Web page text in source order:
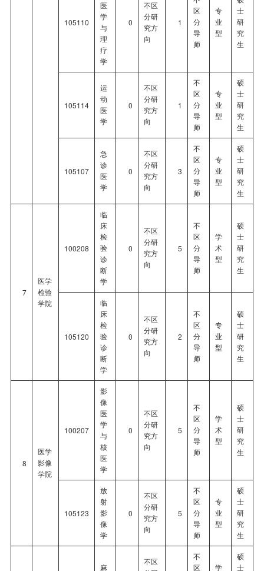
105110
医
学
与
理
疗
学
0
不区
分研
究方
向
1
区
分
导
师
专
业
型
士
研
究
生
105114
运
动
医
学
0
不区
分研
究方
向
1
不
区
分
导
师
专
业
型
硕
士
研
究
生
105107
急
诊
医
学
0
不区
分研
究方
向
3
不
区
分
导
师
专
业
型
硕
士
研
究
生
7
医学
检验
学院
100208
临
床
检
验
诊
断
学
0
不区
分研
究方
向
5
不
区
分
导
师
学
术
型
硕
士
研
究
生
105120
临
床
检
验
诊
断
学
0
不区
分研
究方
向
2
不
区
分
导
师
专
业
型
硕
士
研
究
生
8
医学
影像
学院
100207
影
像
医
学
与
核
医
学
0
不区
分研
究方
向
5
不
区
分
导
师
学
术
型
硕
士
研
究
生
105123
放
射
影
像
学
0
不区
分研
究方
向
5
不
区
分
导
师
专
业
型
硕
士
研
究
生
麻
不区
不
区
学
硕
士